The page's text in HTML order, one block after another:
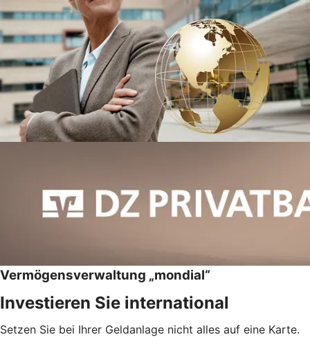
Vermögensverwaltung „mondial“
Investieren Sie international
Setzen Sie bei Ihrer Geldanlage nicht alles auf eine Karte.